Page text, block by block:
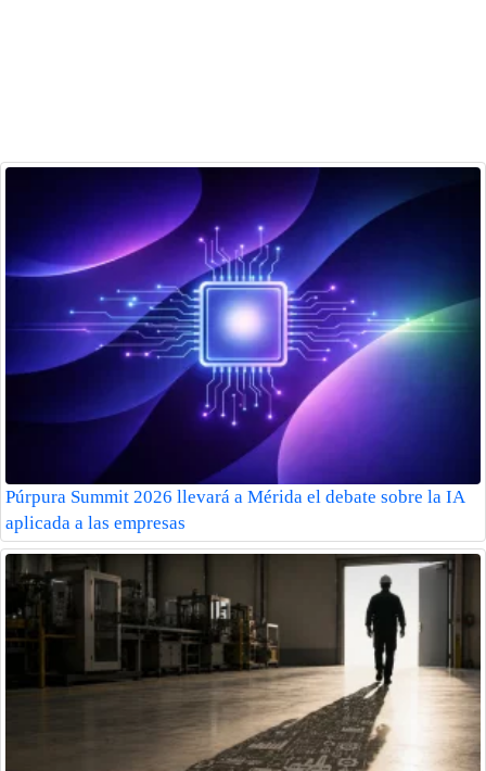
Púrpura Summit 2026 llevará a Mérida el debate sobre la IA
aplicada a las empresas